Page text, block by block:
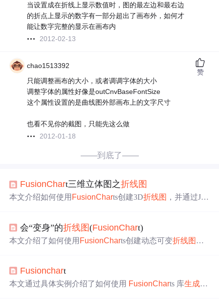
当设置成在折线上显示数值时，图的最左边和最右边
的折点上显示的数字有一部分超出了画布外，如何才
能让数字完整的显示在画布内
2012-02-13
chao1513392
只能调整画布的大小，或者调调字体的大小
调整字体的属性好像是outCnvBaseFontSize
这个属性设置的是曲线图外部画布上的文字尺寸
也看不见你的截图，只能先这么做
2012-01-18
赞
——到底了——
FusionChart三维立体图之折线图
本文介绍如何使用 FusionCharts创建3D折线图 ，并通过JS
会“变身”的折线图(FusionChart)
本文介绍了如何使用 FusionCharts创建动态可变折线图 ，
cript操作图表，实现数据修改后的图形更新，以及跳转至
表格页面显示详细数据。
Fusionchart
本文通过具体实例介绍了如何使用 FusionCharts 库生成多